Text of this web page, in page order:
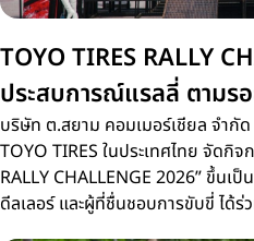
TOYO TIRES RALLY
ประสบการณ์แรลลี่ ตามร
บริษัท ต.สยาม คอมเมอร์เชียล จำกัด
TOYO TIRES ในประเทศไทย จัดกิ
RALLY CHALLENGE 2026” ขึ้นเ
ดีลเลอร์ และผู้ที่ชื่นชอบการขับขี่ ได้